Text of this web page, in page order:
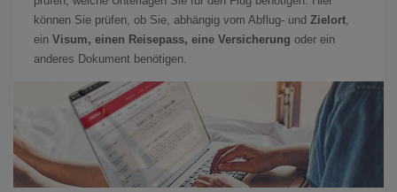
können Sie prüfen, ob Sie, abhängig vom Abflug- und Zielort,
ein Visum, einen Reisepass, eine Versicherung oder ein
anderes Dokument benötigen.